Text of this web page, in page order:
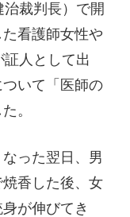
裁判長）で開
看護師女性や
人として出
いて「医師の
。
った翌日、男
香した後、女
が伸びてき